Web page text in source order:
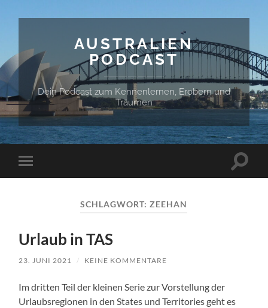
AUSTRALIEN
PODCAST
Dein Podcast zum Kennenlernen, Erobern und
Träumen
Mobile-
Menü
SCHLAGWORT:ZEEHAN
Urlaub in TAS
23. JUNI 2021 / KEINE KOMMENTARE
Im dritten Teil der kleinen Serie zur Vorstellung der
Urlaubsregionen in den States und Territories geht es